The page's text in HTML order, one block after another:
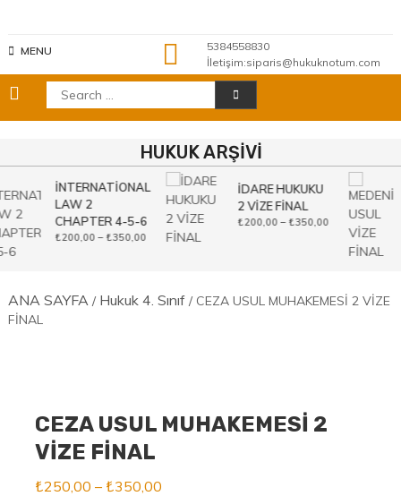
content
MENU
5384558830
İletişim:siparis@hukuknotum.com
Search
for:
HUKUK ARŞİVİ
İNTERNATİONAL
LAW 2
CHAPTER 4-5-6
₺200,00 – ₺350,00Fiyat
₺350,00
İDARE HUKUKU
2 VİZE FİNAL
₺200,00 – ₺350,00Fiyat
aralığı:
₺200,00
ANA SAYFA/ Hukuk 4. Sınıf/ CEZA USUL MUHAKEMESİ 2 VİZE
FİNAL
CEZA USUL MUHAKEMESİ 2
VİZE FİNAL
₺250,00 – ₺350,00Fiyat